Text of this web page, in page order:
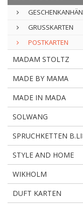
GRUSSKARTEN
POSTKARTEN
MADAM STOLTZ
MADE BY MAMA
MADE IN MADA
SOLWANG
SPRUCHKETTEN
STYLE AND HOME
WIKHOLM
DUFT KARTEN